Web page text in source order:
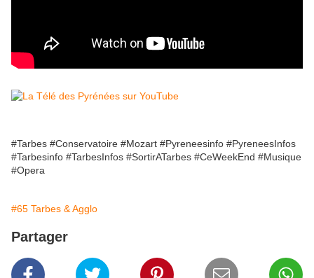
#Tarbes #Conservatoire #Mozart #Pyreneesinfo #PyreneesInfos
#Tarbesinfo #TarbesInfos #SortirATarbes #CeWeekEnd #Musique
#Opera
#65 Tarbes & Agglo
Partager